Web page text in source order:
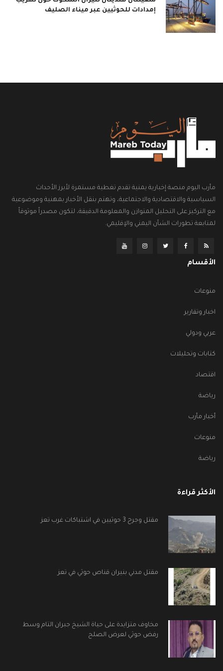
إمدادات للحوثيين عبر ميناء الصليف
مأرب اليوم منصة إخبارية يمنية تقدم تغطية مستمرة لأبرز الأحداث
السياسية والاقتصادية والاجتماعية، وتهتم بنقل الأخبار بمهنية وموضوعية
مع التركيز على التحليل المتوازن والمعلومة الدقيقة، لتكون مصدراً موثوقاً
لمتابعة تطورات الشأن اليمني والإقليمي.
الأقسام
منوعات
اخبار وتقارير
عربي ودولي
كتابات وتحليلات
اقتصاد
رياضة
أخبار مأرب
منوعات
رياضة
الأكثر قراءة
مقتل وجرح 3 حوثيين في اشتباكات غرب تعز
مقتل مدني بنيران قناص حوثي في تعز
مخاوف متزايدة على حياة الشيخ جبران التام وسط
رفض حوثي لعرض الصلح